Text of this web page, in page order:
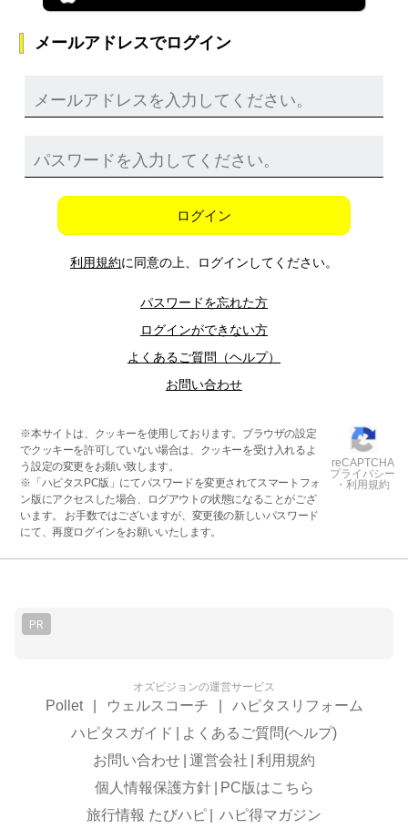
メールアドレスでログイン
ログイン
利用規約に同意の上、ログインしてください。
パスワードを忘れた方
ログインができない方
よくあるご質問（ヘルプ）
お問い合わせ
※本サイトは、クッキーを使用しております。ブラウザの設定
でクッキーを許可していない場合は、クッキーを受け入れるよ
う設定の変更をお願い致します。
※「ハピタスPC版」にてパスワードを変更されてスマートフォ
ン版にアクセスした場合、ログアウトの状態になることがござ
います。 お手数ではございますが、変更後の新しいパスワード
にて、再度ログインをお願いいたします。
reCAPTCHA
プライバシー
・利用規約
PR
オズビジョンの運営サービス
Pollet ウェルスコーチ
ハピタスリフォーム
ハピタスガイド
よくあるご質問(ヘルプ)
お問い合わせ 運営会社
利用規約
個人情報保護方針
PC版はこちら
旅行情報 たびハピ
ハピ得マガジン